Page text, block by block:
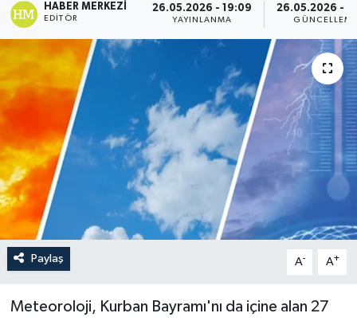
HABER MERKEZI
EDITÖR
26.05.2026 - 19:09
YAYINLANMA
26.05.2026 -
Paylaş A- A+
Meteoroloji, Kurban Bayramı'nı da içine alan 27